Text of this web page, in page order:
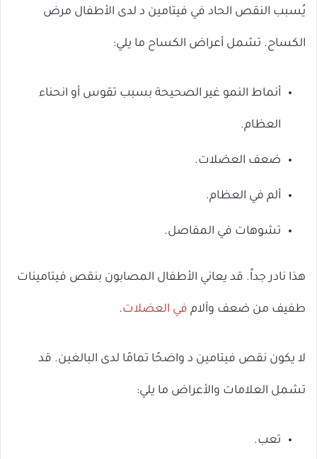
يُسبب النقص الحاد في فيتامين د لدى الأطفال مرض
الكساح. تشمل أعراض الكساح ما يلي:
أنماط النمو غير الصحيحة بسبب تقوس أو انحناء
العظام.
ضعف العضلات.
ألم في العظام.
تشوهات في المفاصل.
هذا نادر جداً. قد يعاني الأطفال المصابون بنقص فيتامينات
طفيف من ضعف وآلام في العضلات.
لا يكون نقص فيتامين د واضحًا تمامًا لدى البالغين. قد
تشمل العلامات والأعراض ما يلي:
تعب.